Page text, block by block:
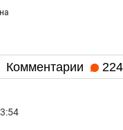
Комментарии 224